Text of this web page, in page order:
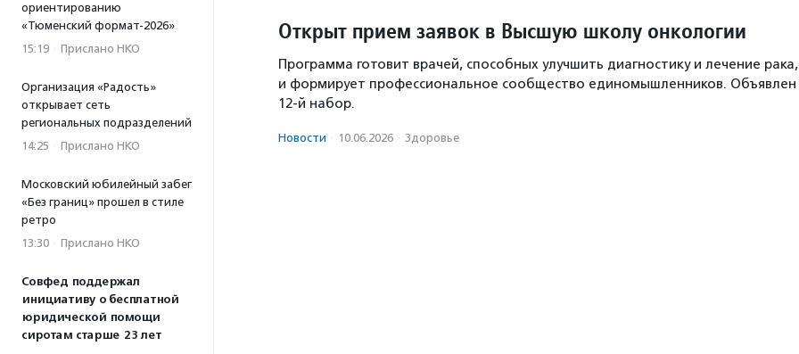
ориентированию
«Тюменский формат-2026»
15:19 · Прислано НКО
Организация «Радость»
открывает сеть
региональных подразделений
14:25 · Прислано НКО
Московский юбилейный забег
«Без границ» прошел в стиле
ретро
13:30 · Прислано НКО
Совфед поддержал
инициативу о бесплатной
юридической помощи
сиротам старше 23 лет
Открыт прием заявок в Высшую школу онкологии
Программа готовит врачей, способных улучшить диагностику и лечение рака,
и формирует профессиональное сообщество единомышленников. Объявлен
12-й набор.
Новости · 10.06.2026 · Здоровье